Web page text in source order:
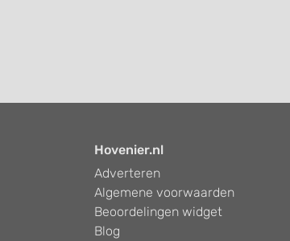
Hovenier.nl
Adverteren
Algemene voorwaarden
Beoordelingen widget
Blog